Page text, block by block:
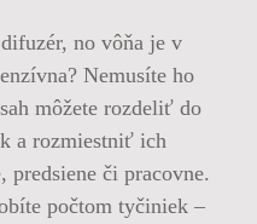
no vôňa je v
Nemusíte ho
môžete rozdeliť do
a rozmiestniť ich
predsiene či pracovne.
počtom tyčiniek –